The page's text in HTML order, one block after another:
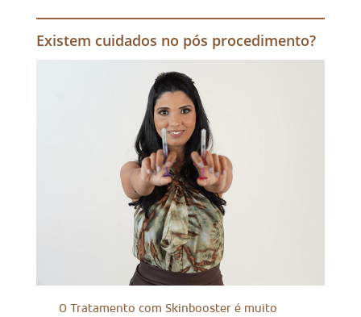
Existem cuidados no pós procedimento?
O Tratamento com Skinbooster é muito